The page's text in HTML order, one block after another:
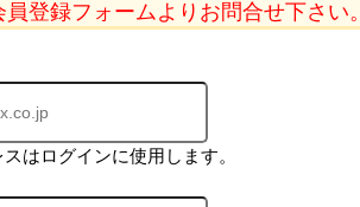
登録フォームよりお問合せ下さい。
はログインに使用します。